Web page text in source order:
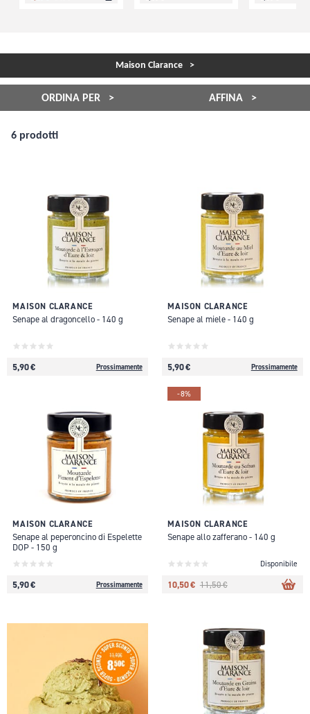
Maison Clarance
ORDINA PER AFFINA
6 prodotti
MAISON CLARANCE
Senape al dragoncello - 140 g
5,90 € Prossimamente
MAISON CLARANCE
Senape al miele - 140 g
5,90 € Prossimamente
MAISON CLARANCE
Senape al peperoncino di Espelette
DOP - 150 g
5,90 € Prossimamente
-8%
MAISON CLARANCE
Senape allo zafferano - 140 g
Disponibile
10,50 € 11,50 €